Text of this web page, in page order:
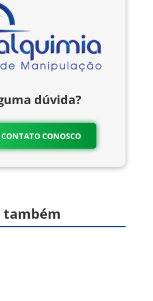
dúvida?
CONOSCO
também